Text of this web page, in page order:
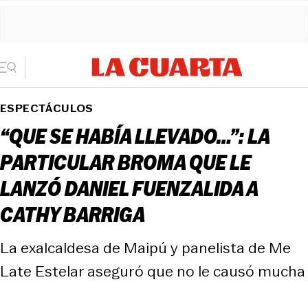
ESPECTÁCULOS
“QUE SE HABÍA LLEVADO…”: LA
PARTICULAR BROMA QUE LE
LANZÓ DANIEL FUENZALIDA A
CATHY BARRIGA
La exalcaldesa de Maipú y panelista de Me
Late Estelar aseguró que no le causó mucha